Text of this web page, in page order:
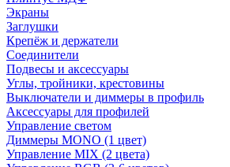
Экраны
Заглушки
Крепёж и держатели
Соединители
Подвесы и аксессуары
Углы, тройники, крестовины
Выключатели и диммеры в профиль
Аксессуары для профилей
Управление светом
Диммеры MONO (1 цвет)
Управление MIX (2 цвета)